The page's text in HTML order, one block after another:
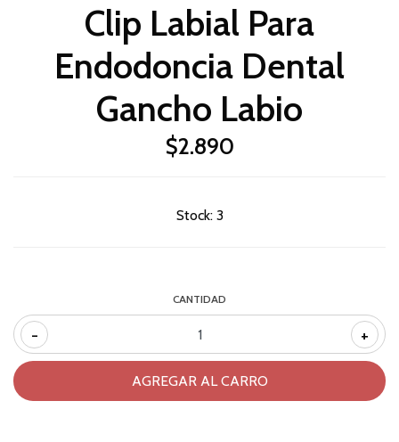
Clip Labial Para
Endodoncia Dental
Gancho Labio
$2.890
Stock: 3
CANTIDAD
- +